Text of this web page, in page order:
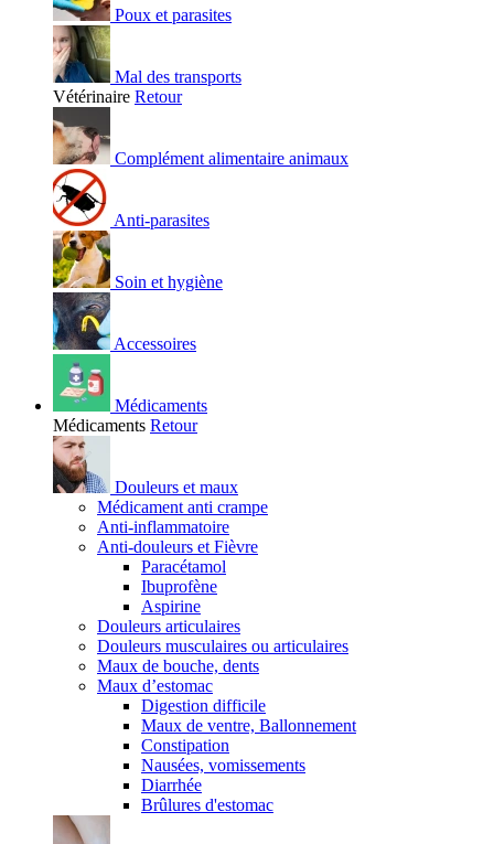
Poux et parasites
Mal des transports
Vétérinaire Retour
Complément alimentaire animaux
Anti-parasites
Soin et hygiène
Accessoires
Médicaments
Médicaments Retour
Douleurs et maux
Médicament anti crampe
Anti-inflammatoire
Anti-douleurs et Fièvre
Paracétamol
Ibuprofène
Aspirine
Douleurs articulaires
Douleurs musculaires ou articulaires
Maux de bouche, dents
Maux d’estomac
Digestion difficile
Maux de ventre, Ballonnement
Constipation
Nausées, vomissements
Diarrhée
Brûlures d'estomac